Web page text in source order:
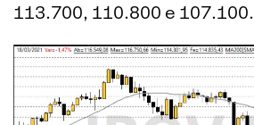
113.700, 110.800 e 107.100.